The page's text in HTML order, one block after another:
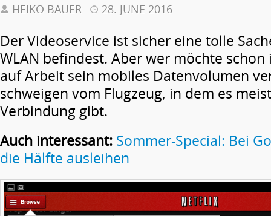
HEIKO BAUER 28. JUNE 2016
Der Videoservice ist sicher eine tolle
WLAN befindest. Aber wer möchte
auf Arbeit sein mobiles Datenvolumen
schweigen vom Flugzeug, in dem es
Verbindung gibt.
Auch interessant: Sommer-Special: Bei
die Hälfte ausleihen